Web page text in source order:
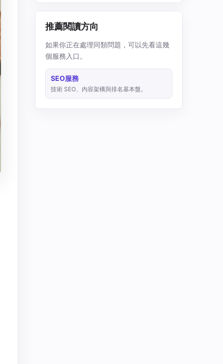
推薦閱讀方向
如果你正在處理同類問題，可以先看這幾
個服務入口。
SEO服務
技術 SEO、內容架構與排名基本盤。